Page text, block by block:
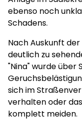
ebenso noch
Schadens.
Nach Auskunft
deutlich zu
"Nina" wurde über
sich im
verhalten oder
komplett meiden.